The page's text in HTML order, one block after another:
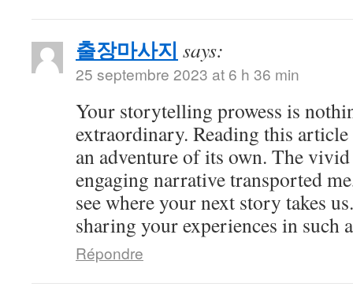
출장마사지 says:
25 septembre 2023 at 6 h 36 min
Your storytelling prowess is
extraordinary. Reading this
an adventure of its own. The
engaging narrative transported
see where your next story takes
sharing your experiences in such
Répondre